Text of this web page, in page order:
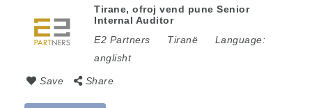
Tirane, ofroj vend pune Senior
Internal Auditor
E2 Partners
Tiranë
Language:
anglisht
Save Share